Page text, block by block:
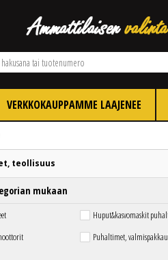
VERKKOKAUPPAMME LAAJENEE
teollisuus
mukaan
Huput&kasvomaskit
Puhaltimet,